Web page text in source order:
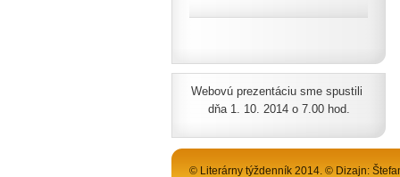
Webovú prezentáciu sme spustili
dňa 1. 10. 2014 o 7.00 hod.
© Literárny týždenník 2014. © Dizajn: